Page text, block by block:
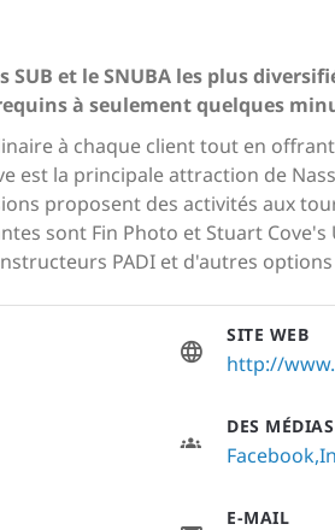
et le SNUBA les plus
à seulement quelques
à chaque client tout en
est la principale attraction de
proposent des activités aux
sont Fin Photo et Stuart
PADI et d'autres options
SITE WEB
http://
DES
Facebook
E-MAIL